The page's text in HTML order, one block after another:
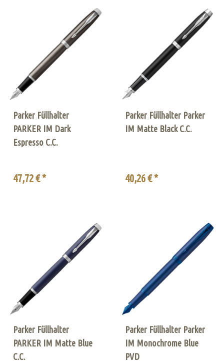
Parker Füllhalter
PARKER IM Dark
Espresso C.C.
47,72 € *
Parker Füllhalter Parker
IM Matte Black C.C.
40,26 € *
Parker Füllhalter
PARKER IM Matte Blue
C.C.
Parker Füllhalter Parker
IM Monochrome Blue
PVD